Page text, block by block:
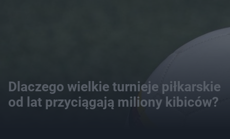
Dlaczego wielkie turnieje piłkarskie
od lat przyciągają miliony kibiców?